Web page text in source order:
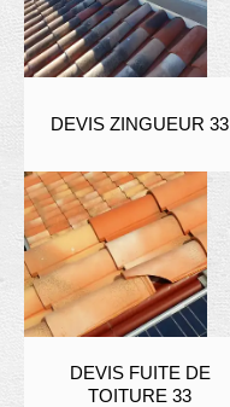
DEVIS ZINGUEUR 33
DEVIS FUITE DE
TOITURE 33